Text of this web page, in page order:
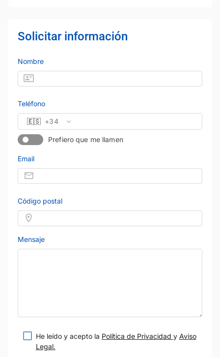
Solicitar información
Nombre
Teléfono
🇪🇸 +34
Prefiero que me llamen
Email
Código postal
Mensaje
He leído y acepto la Política de Privacidad y Aviso
Legal.